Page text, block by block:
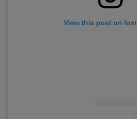
View this post on